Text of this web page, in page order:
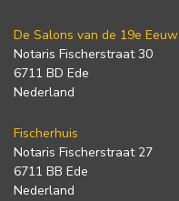
De Salons van de 19e Eeuw
Notaris Fischerstraat 30
6711 BD Ede
Nederland
Fischerhuis
Notaris Fischerstraat 27
6711 BB Ede
Nederland